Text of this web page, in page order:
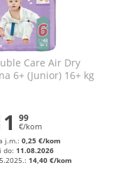
Care Air Dry
6+ (Junior) 16+ kg
99
€/kom
j.m.:0,25 €/kom
do: 11.08.2026
14,40 €/kom